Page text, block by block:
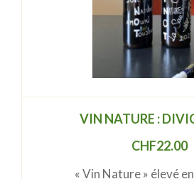
VIN NATURE :
CHF22.00
« Vin Nature » élevé